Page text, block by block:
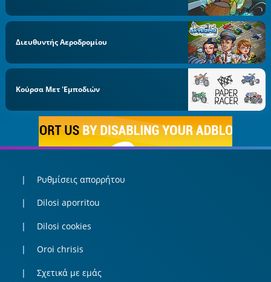
Διευθυντής Αεροδρομίου
Κούρσα Μετ 'εμποδιών
Ρυθμίσεις απορρήτου
Dilosi aporritou
Dilosi cookies
Oroi chrisis
Σχετικά με εμάς